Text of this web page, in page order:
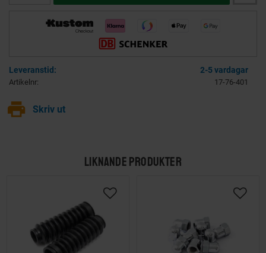
2-5 vardagar
Artikelnr 17-76-401
print Skriv ut
LIKNANDE PRODUKTER